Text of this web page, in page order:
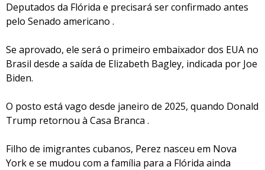
Deputados da Flórida e precisará ser confirmado antes
pelo Senado americano .
Se aprovado, ele será o primeiro embaixador dos EUA no
Brasil desde a saída de Elizabeth Bagley, indicada por Joe
Biden.
O posto está vago desde janeiro de 2025, quando Donald
Trump retornou à Casa Branca .
Filho de imigrantes cubanos, Perez nasceu em Nova
York e se mudou com a família para a Flórida ainda